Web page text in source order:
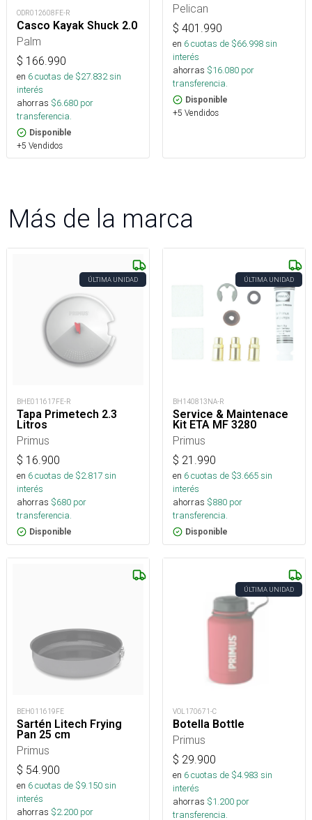
ODR012608FE-R
Casco Kayak Shuck 2.0
Palm
$ 166.990
en 6cuotas de $27.832sin
interés
ahorras $6.680 por
transferencia.
Disponible
+5 Vendidos
Pelican
$ 401.990
en 6cuotas de $66.998sin
interés
ahorras $16.080 por
transferencia.
Disponible
+5 Vendidos
Más de la marca
ÚLTIMA UNIDAD
BHE011617FE-R
Tapa Primetech 2.3
Litros
Primus
$ 16.900
en 6cuotas de $2.817sin
interés
ahorras $680 por
transferencia.
Disponible
ÚLTIMA UNIDAD
BH140813NA-R
Service & Maintenace
Kit ETA MF 3280
Primus
$ 21.990
en 6cuotas de $3.665sin
interés
ahorras $880 por
transferencia.
Disponible
BEH011619FE
Sartén Litech Frying
Pan 25 cm
Primus
$ 54.900
en 6cuotas de $9.150sin
interés
ahorras $2.200 por
ÚLTIMA UNIDAD
VOL170671-C
Botella Bottle
Primus
$ 29.900
en 6cuotas de $4.983 sin
interés
ahorras $1.200 por
transferencia.